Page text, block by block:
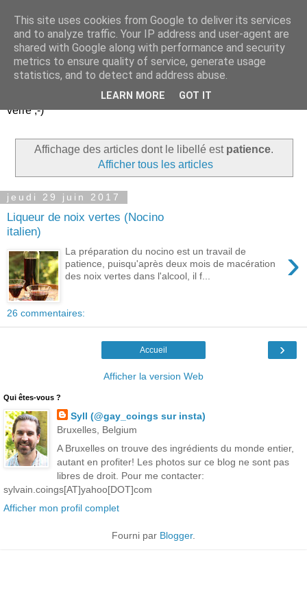
Un peu gay dans les
coings...
Découvrir le monde. Assiette après assiette. Verre après
verre ;-)
Affichage des articles dont le libellé est patience.
Afficher tous les articles
jeudi 29 juin 2017
Liqueur de noix vertes (Nocino
italien)
›
La préparation du nocino est un travail de
patience, puisqu'après deux mois de macération
des noix vertes dans l'alcool, il f...
26 commentaires:
›
Accueil
Afficher la version Web
Qui êtes-vous ?
Syll (@gay_coings sur insta)
Bruxelles, Belgium
A Bruxelles on trouve des ingrédients du monde entier,
autant en profiter! Les photos sur ce blog ne sont pas
libres de droit. Pour me contacter:
sylvain.coings[AT]yahoo[DOT]com
Afficher mon profil complet
Fourni par Blogger.
This site uses cookies from Google to deliver its services
and to analyze traffic. Your IP address and user-agent are
shared with Google along with performance and security
metrics to ensure quality of service, generate usage
statistics, and to detect and address abuse.
LEARN MORE GOT IT